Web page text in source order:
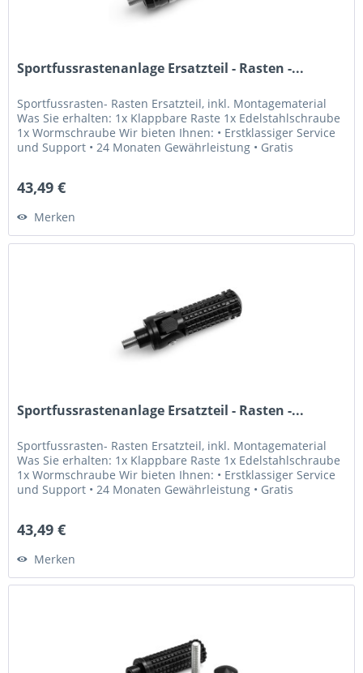
Sportfussrastenanlage Ersatzteil - Rasten -...
Sportfussrasten- Rasten Ersatzteil, inkl. Montagematerial
Was Sie erhalten: 1x Klappbare Raste 1x Edelstahlschraube
1x Wormschraube Wir bieten Ihnen: • Erstklassiger Service
und Support • 24 Monaten Gewährleistung • Gratis
43,49 €
Merken
Sportfussrastenanlage Ersatzteil - Rasten -...
Sportfussrasten- Rasten Ersatzteil, inkl. Montagematerial
Was Sie erhalten: 1x Klappbare Raste 1x Edelstahlschraube
1x Wormschraube Wir bieten Ihnen: • Erstklassiger Service
und Support • 24 Monaten Gewährleistung • Gratis
43,49 €
Merken